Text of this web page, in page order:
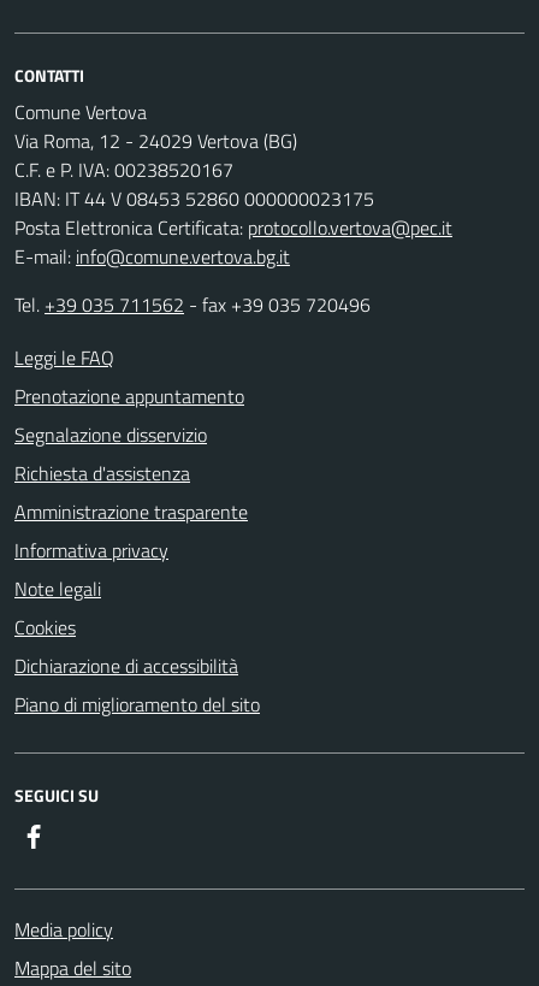
CONTATTI
Comune Vertova
Via Roma, 12 - 24029 Vertova (BG)
C.F. e P. IVA: 00238520167
IBAN: IT 44 V 08453 52860 000000023175
Posta Elettronica Certificata: protocollo.vertova@pec.it
E-mail: info@comune.vertova.bg.it
Tel. +39 035 711562 - fax +39 035 720496
Leggi le FAQ
Prenotazione appuntamento
Segnalazione disservizio
Richiesta d'assistenza
Amministrazione trasparente
Informativa privacy
Note legali
Cookies
Dichiarazione di accessibilità
Piano di miglioramento del sito
SEGUICI SU
Media policy
Mappa del sito